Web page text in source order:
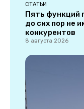
СТАТЬИ
Пять функций
до сих пор не
конкурентов
8 августа 2026